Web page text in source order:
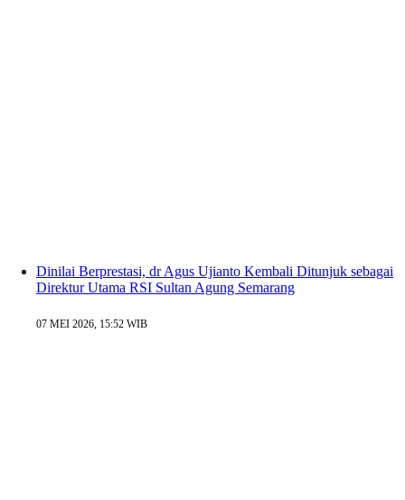
Dinilai Berprestasi, dr Agus Ujianto Kembali Ditunjuk sebagai
Direktur Utama RSI Sultan Agung Semarang
07 MEI 2026, 15:52 WIB